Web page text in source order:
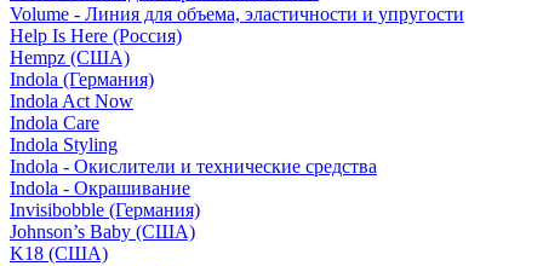
Volume - Линия для объема, эластичности и упругости
Help Is Here (Россия)
Hempz (США)
Indola (Германия)
Indola Act Now
Indola Care
Indola Styling
Indola - Окислители и технические средства
Indola - Окрашивание
Invisibobble (Германия)
Johnson’s Baby (США)
K18 (США)